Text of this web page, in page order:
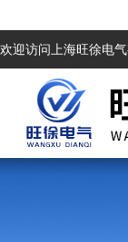
欢迎访问上海旺徐电